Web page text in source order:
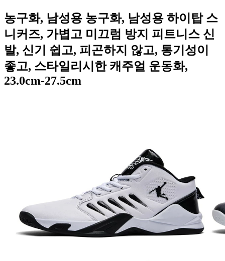
농구화, 남성용 농구화, 남성용 하이탑 스
니커즈, 가볍고 미끄럼 방지 피트니스 신
발, 신기 쉽고, 피곤하지 않고, 통기성이
좋고, 스타일리시한 캐주얼 운동화,
23.0cm-27.5cm